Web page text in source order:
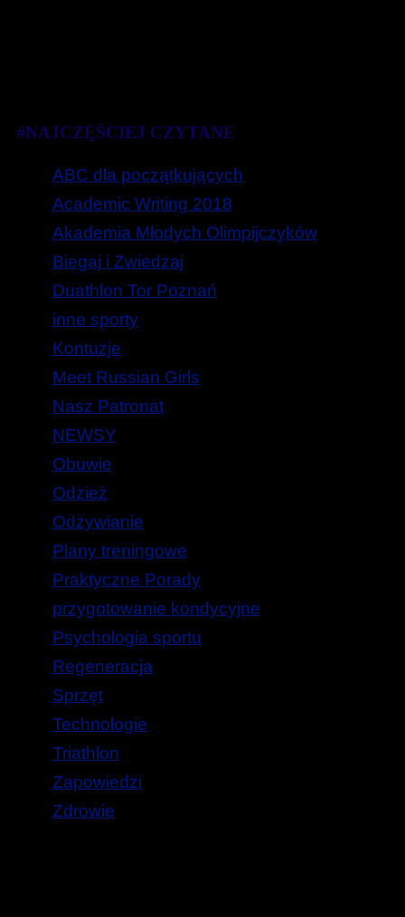
#NAJCZĘŚCIEJ CZYTANE
ABC dla początkujących
Academic Writing 2018
Akademia Młodych Olimpijczyków
Biegaj i Zwiedzaj
Duathlon Tor Poznań
inne sporty
Kontuzje
Meet Russian Girls
Nasz Patronat
NEWSY
Obuwie
Odzież
Odżywianie
Plany treningowe
Praktyczne Porady
przygotowanie kondycyjne
Psychologia sportu
Regeneracja
Sprzęt
Technologie
Triathlon
Zapowiedzi
Zdrowie